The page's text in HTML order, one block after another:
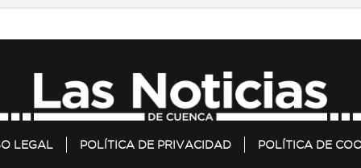
LEGAL POLÍTICA DE PRIVACIDAD POLÍTICA DE